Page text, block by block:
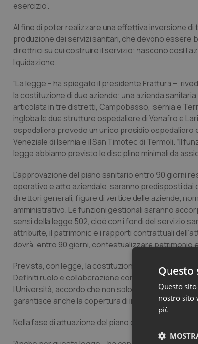
esercizio”.
Al fine di poter realizzare una effettiva inversione
produzione dei servizi sanitari, che devono essere
direttrici su cui costruire il servizio: nascono così
liquidazione.
“La legge – ha spiegato il presidente Frattura –,
la costituzione di due aziende: una azienda
articolata in tre distretti, Campobasso, Isernia e
ingloba le due strutture ospedaliere di Venafro e
ospedaliera prevede un unico presidio ospedaliero
Veneziale di Isernia e il San Timoteo di Termoli. “Il
legge abbiamo previsto le discipline minimali da
L’approvazione del piano sanitario entro 90 giorni
operativo e atto aziendale, saranno predisposti dai
direttori generali, figure di vertice delle aziende,
amministrativo. Le funzioni gestionali saranno
sensi della legge 502, cioè con i fondi del servizio
attribuite, il patrimonio e i rapporti contrattuali
dovrà, entro 90 giorni, contestualizzare patrimonio
Prevista, con legge, la costituzione
Definiti ruolo e collaborazione con Unimol.
l’Università, accordo che non solo ottimizza la
garantisce anche la copertura di incarichi apicali
Nella fase di attuazione del piano di rientro, le
Questo
Questo
nostro sito
più